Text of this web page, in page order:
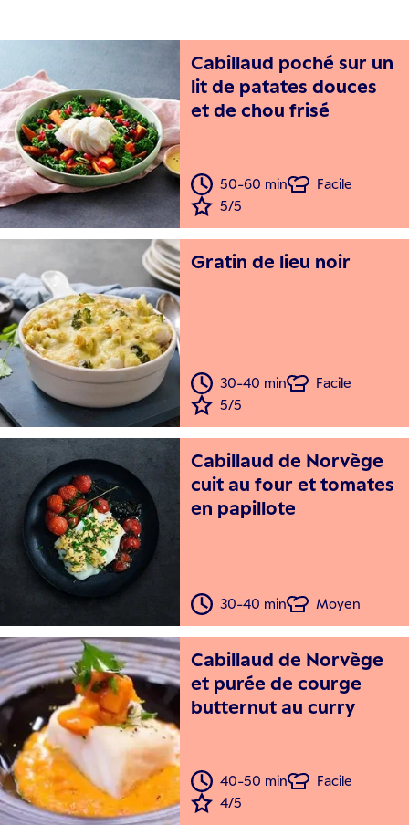
Cabillaud poché sur un
lit de patates douces
et de chou frisé
50-60 min
Facile
5/5
Gratin de lieu noir
30-40 min
Facile
5/5
Cabillaud de Norvège
cuit au four et tomates
en papillote
30-40 min Moyen
Cabillaud de Norvège
et purée de courge
butternut au curry
40-50 min
Facile
4/5